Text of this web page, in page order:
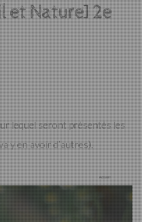
et Nature] 2e
lequel seront présentés les
y en avoir d’autres).